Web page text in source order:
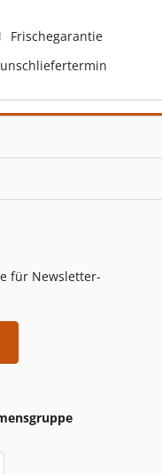
Frischegarantie
für Newsletter-